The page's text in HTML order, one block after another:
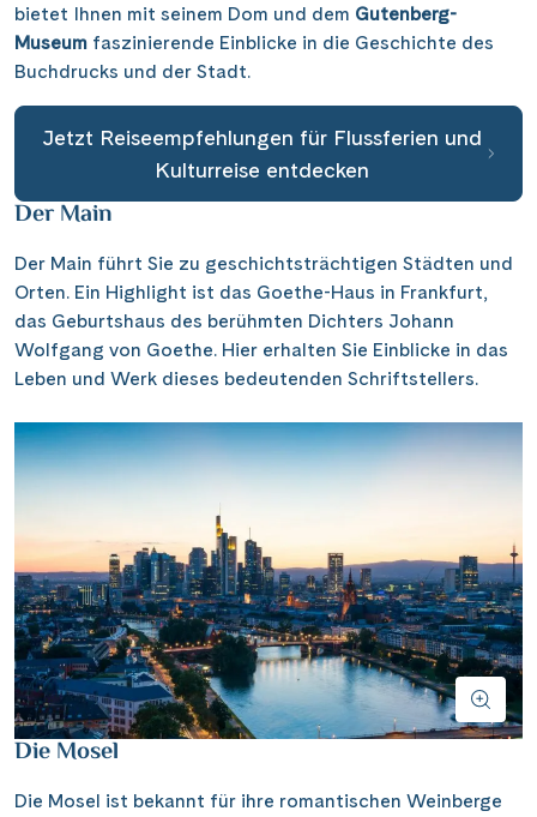
bietet Ihnen mit seinem Dom und dem Gutenberg-
Museum faszinierende Einblicke in die Geschichte des
Buchdrucks und der Stadt.
Jetzt Reiseempfehlungen für Flussferien und
Kulturreise entdecken
Der Main
Der Main führt Sie zu geschichtsträchtigen Städten und
Orten. Ein Highlight ist das Goethe-Haus in Frankfurt,
das Geburtshaus des berühmten Dichters Johann
Wolfgang von Goethe. Hier erhalten Sie Einblicke in das
Leben und Werk dieses bedeutenden Schriftstellers.
Die Mosel
Die Mosel ist bekannt für ihre romantischen Weinberge